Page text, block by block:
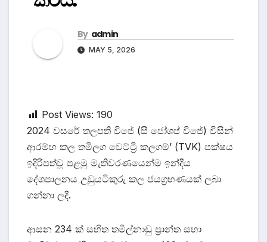
By admin
MAY 5, 2026
Post Views: 190
2024 වසරේ තලපති විජේ (සී ජෝශප් විජේ) විසින්
ආරම්භ කල තමිලග වෙට්ට්‍රි කලගම්’ (TVK) පක්ෂය
ඉදිරිපත්වූ පළමු මැතිවරණයෙන්ම ඉන්දීය
දේශපාලනය උඩුයටිකුරු කල ජයග්‍රහණයක් ලබා
ගන්නා ලදී.
ආසන 234 ක් සහිත තමිල්නාඩු ප්‍රාන්ත සභා